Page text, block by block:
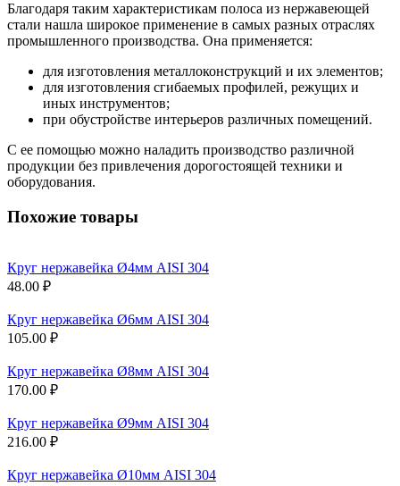
Благодаря таким характеристикам полоса из нержавеющей
стали нашла широкое применение в самых разных отраслях
промышленного производства. Она применяется:
для изготовления металлоконструкций и их элементов;
для изготовления сгибаемых профилей, режущих и
иных инструментов;
при обустройстве интерьеров различных помещений.
С ее помощью можно наладить производство различной
продукции без привлечения дорогостоящей техники и
оборудования.
Похожие товары
Круг нержавейка Ø4мм AISI 304
48.00 ₽
Круг нержавейка Ø6мм AISI 304
105.00 ₽
Круг нержавейка Ø8мм AISI 304
170.00 ₽
Круг нержавейка Ø9мм AISI 304
216.00 ₽
Круг нержавейка Ø10мм AISI 304